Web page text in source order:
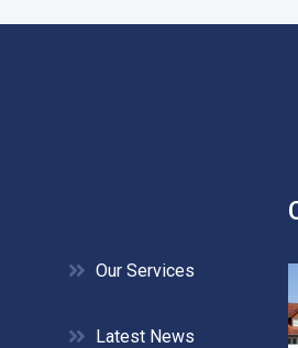
Our Services
Latest News